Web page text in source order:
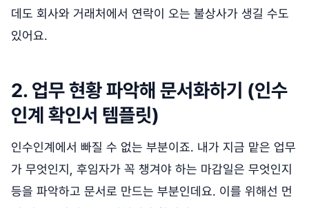
데도 회사와 거래처에서 연락이 오는 불상사가 생길 수도
있어요.
2. 업무 현황 파악해 문서화하기 (인수
인계 확인서 템플릿)
인수인계에서 빠질 수 없는 부분이죠. 내가 지금 맡은 업무
가 무엇인지, 후임자가 꼭 챙겨야 하는 마감일은 무엇인지
등을 파악하고 문서로 만드는 부분인데요. 이를 위해선 먼